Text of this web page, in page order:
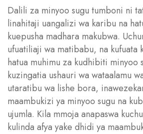
Dalili za minyoo sugu tumboni ni
linahitaji uangalizi wa karibu na
kuepusha madhara makubwa.
ufuatiliaji wa matibabu, na kufuata
hatua muhimu za kudhibiti minyoo
kuzingatia ushauri wa wataalamu
utaratibu wa lishe bora,
maambukizi ya minyoo sugu na
ujumla. Kila mmoja anapaswa
kulinda afya yake dhidi ya